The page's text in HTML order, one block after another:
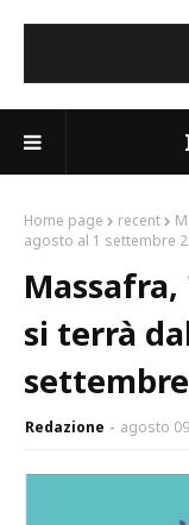
Home page recent
agosto al 1 settembre
si terrà
Redazione agosto